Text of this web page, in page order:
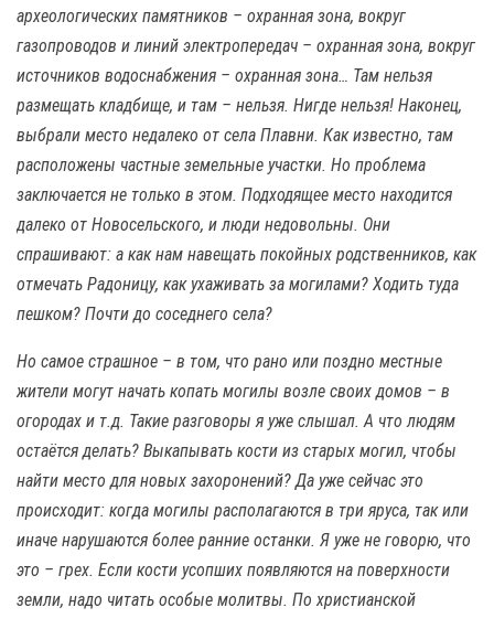
археологических памятников – охранная зона, вокруг
газопроводов и линий электропередач – охранная зона, вокруг
источников водоснабжения – охранная зона… Там нельзя
размещать кладбище, и там – нельзя. Нигде нельзя! Наконец,
выбрали место недалеко от села Плавни. Как известно, там
расположены частные земельные участки. Но проблема
заключается не только в этом. Подходящее место находится
далеко от Новосельского, и люди недовольны. Они
спрашивают: а как нам навещать покойных родственников, как
отмечать Радоницу, как ухаживать за могилами? Ходить туда
пешком? Почти до соседнего села?
Но самое страшное – в том, что рано или поздно местные
жители могут начать копать могилы возле своих домов – в
огородах и т.д. Такие разговоры я уже слышал. А что людям
остаётся делать? Выкапывать кости из старых могил, чтобы
найти место для новых захоронений? Да уже сейчас это
происходит: когда могилы располагаются в три яруса, так или
иначе нарушаются более ранние останки. Я уже не говорю, что
это – грех. Если кости усопших появляются на поверхности
земли, надо читать особые молитвы. По христианской